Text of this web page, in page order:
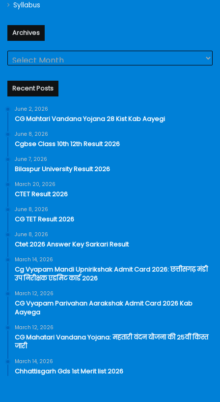
Syllabus
Archives
Recent Posts
June 2, 2026
CG Mahtari Vandana Yojana 28 Kist Kab Aayegi
June 8, 2026
Cgbse Class 10th 12th Result 2026
June 7, 2026
Bilaspur University Result 2026
March 20, 2026
CTET Result 2026
June 8, 2026
CG TET Result 2026
June 8, 2026
Ctet 2026 Answer Key Sarkari Result
March 14, 2026
Cg Vyapam Mandi Upnirikshak Admit Card 2026: छत्तीसगढ़ मंडी
उप निरीक्षक एडमिट कार्ड 2026
March 12, 2026
CG Vyapam Parivahan Aarakshak Admit Card 2026 Kab
Aayega
March 12, 2026
CG Mahatari Vandana Yojana: महतारी वंदन योजना की 25वीं किस्त
जारी
March 14, 2026
Chhattisgarh Gds 1st Merit list 2026